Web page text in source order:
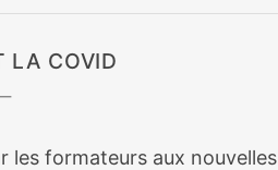
LA COVID
les formateurs aux nouvelles